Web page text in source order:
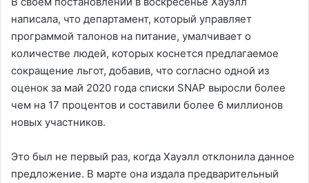
написала, что департамент, который управляет
программой талонов на питание, умалчивает о
количестве людей, которых коснется предлагаемое
сокращение льгот, добавив, что согласно одной из
оценок за май 2020 года списки SNAP выросли более
чем на 17 процентов и составили более 6 миллионов
новых участников.
Это был не первый раз, когда Хауэлл отклонила данное
предложение. В марте она издала предварительный